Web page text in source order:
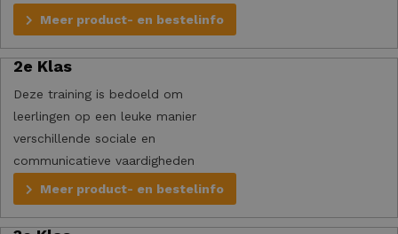
om er een topjaar van te maken!
Meer product- en bestelinfo
2e Klas
Deze training is bedoeld om
leerlingen op een leuke manier
verschillende sociale en
communicatieve vaardigheden
aan te leren.
Meer product- en bestelinfo